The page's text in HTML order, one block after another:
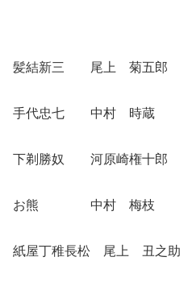
髪結新三 尾上 菊五郎
手代忠七 中村 時蔵
下剃勝奴 河原崎権十郎
お熊 中村 梅枝
紙屋丁稚長松 尾上 丑之助